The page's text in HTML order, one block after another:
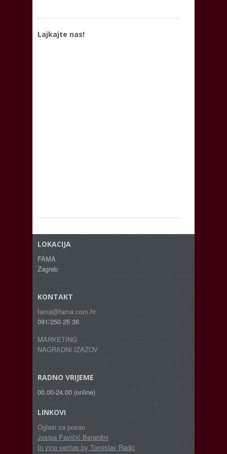
Lajkajte nas!
LOKACIJA
FAMA
Zagreb
KONTAKT
fama@fama.com.hr
091/250 25 36
MARKETING
NAGRADNI IZAZOV
RADNO VRIJEME
00.00-24.00 (online)
LINKOVI
Oglasi za posao
Josipa Pavičić Berardini
In vino veritas by Tomislav Radić